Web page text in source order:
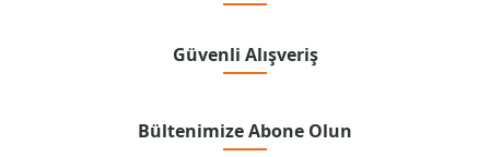
Güvenli Alışveriş
Bültenimize Abone Olun